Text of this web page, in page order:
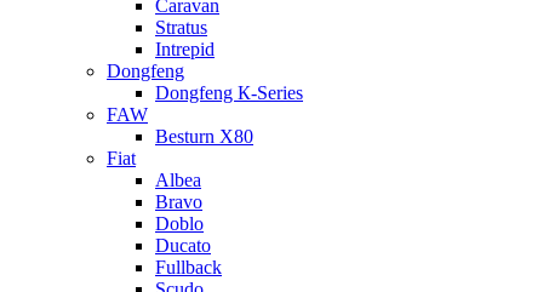
Caravan
Stratus
Intrepid
Dongfeng
Dongfeng К-Series
FAW
Besturn Х80
Fiat
Albea
Bravo
Doblo
Ducato
Fullback